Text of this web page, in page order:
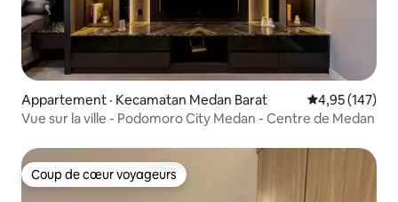
Appartement · Kecamatan Medan Barat Note
4,95 (147)
Vue sur la ville - Podomoro City Medan - Centre de Medan
Coup de cœur voyageurs
Coup de cœur voyageurs